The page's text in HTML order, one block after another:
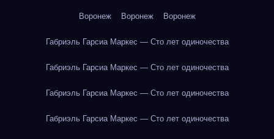
Воронеж Воронеж Воронеж
Габриэль Гарсиа Маркес — Сто лет одиночества
Габриэль Гарсиа Маркес — Сто лет одиночества
Габриэль Гарсиа Маркес — Сто лет одиночества
Габриэль Гарсиа Маркес — Сто лет одиночества